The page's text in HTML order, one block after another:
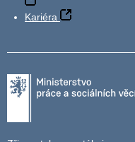
Kariéra